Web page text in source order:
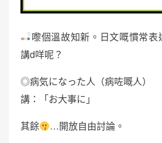
嚟個溫故知新。日文嘅慣常
講d咩呢？
◎病気になった人（病咗嘅人）
講：「お大事に」
其餘
…開放自由討論。